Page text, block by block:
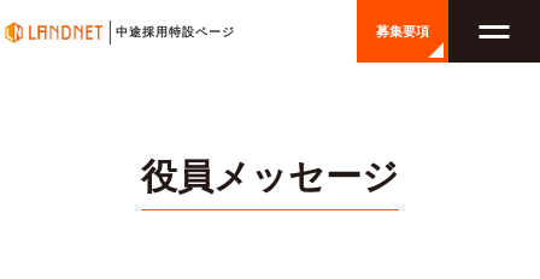
中途採用特設ページ 募集要項
役員メッセージ